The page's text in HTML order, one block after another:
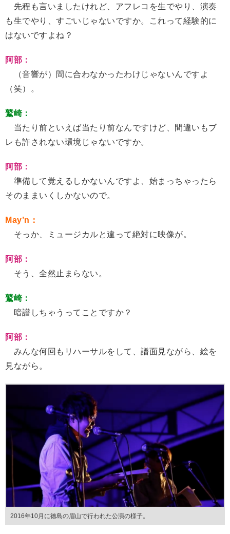
先程も言いましたけれど、アフレコを生でやり、演奏
も生でやり、すごいじゃないですか。これって経験的に
はないですよね？
阿部：
（音響が）間に合わなかったわけじゃないんですよ
（笑）。
鷲崎：
当たり前といえば当たり前なんですけど、間違いもブ
レも許されない環境じゃないですか。
阿部：
準備して覚えるしかないんですよ、始まっちゃったら
そのままいくしかないので。
May’n：
そっか、ミュージカルと違って絶対に映像が。
阿部：
そう、全然止まらない。
鷲崎：
暗譜しちゃうってことですか？
阿部：
みんな何回もリハーサルをして、譜面見ながら、絵を
見ながら。
2016年10月に徳島の眉山で行われた公演の様子。